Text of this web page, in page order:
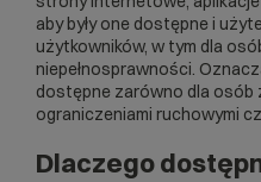
aby były one dostępne i
użytkowników, w tym dla
niepełnosprawności.
dostępne zarówno dla osób
ograniczeniami ruchowymi
Dlaczego